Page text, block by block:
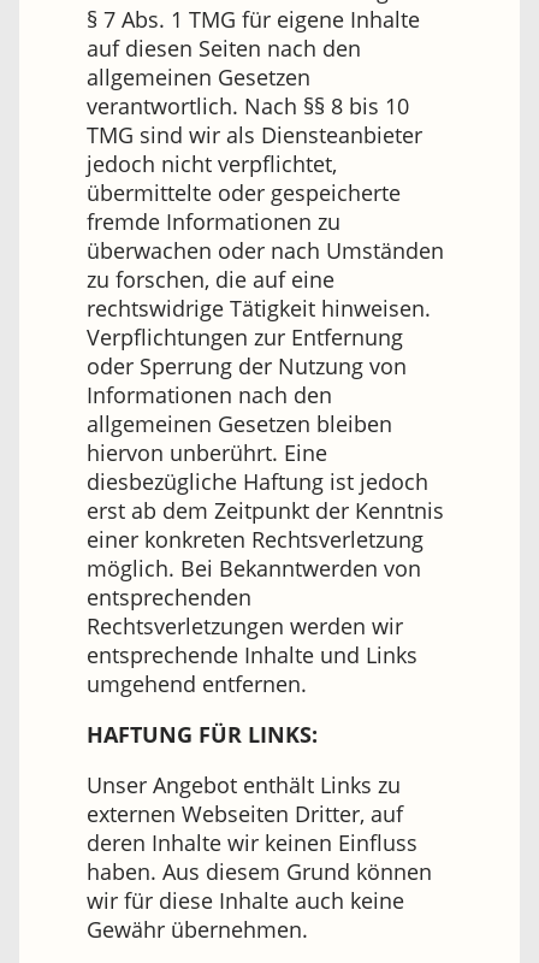
§ 7 Abs. 1 TMG für eigene Inhalte
auf diesen Seiten nach den
allgemeinen Gesetzen
verantwortlich. Nach §§ 8 bis 10
TMG sind wir als Diensteanbieter
jedoch nicht verpflichtet,
übermittelte oder gespeicherte
fremde Informationen zu
überwachen oder nach Umständen
zu forschen, die auf eine
rechtswidrige Tätigkeit hinweisen.
Verpflichtungen zur Entfernung
oder Sperrung der Nutzung von
Informationen nach den
allgemeinen Gesetzen bleiben
hiervon unberührt. Eine
diesbezügliche Haftung ist jedoch
erst ab dem Zeitpunkt der Kenntnis
einer konkreten Rechtsverletzung
möglich. Bei Bekanntwerden von
entsprechenden
Rechtsverletzungen werden wir
entsprechende Inhalte und Links
umgehend entfernen.
HAFTUNG FÜR LINKS:
Unser Angebot enthält Links zu
externen Webseiten Dritter, auf
deren Inhalte wir keinen Einfluss
haben. Aus diesem Grund können
wir für diese Inhalte auch keine
Gewähr übernehmen.